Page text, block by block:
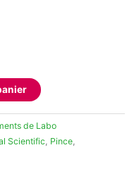
de Labo
Scientific Pince